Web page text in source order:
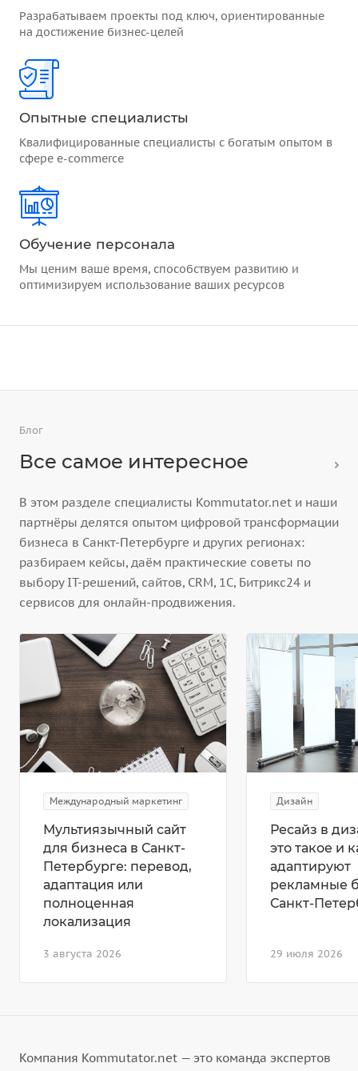
Разрабатываем проекты под ключ, ориентированные
на достижение бизнес-целей
Опытные специалисты
Квалифицированные специалисты с богатым опытом в
сфере e-commerce
Обучение персонала
Мы ценим ваше время, способствуем развитию и
оптимизируем использование ваших ресурсов
Блог
Все самое интересное
В этом разделе специалисты Kommutator.net и наши
партнёры делятся опытом цифровой трансформации
бизнеса в Санкт-Петербурге и других регионах:
разбираем кейсы, даём практические советы по
выбору IT-решений, сайтов, CRM, 1С, Битрикс24 и
сервисов для онлайн-продвижения.
Международный маркетинг
3 августа 2026
Мультиязычный сайт
для бизнеса в Санкт-
Петербурге: перевод,
адаптация или
полноценная
локализация
Дизайн
29 июля 2026
Ресайз в
это такое и
адаптируют
рекламные
Санкт-
Компания Kommutator.net — это команда экспертов